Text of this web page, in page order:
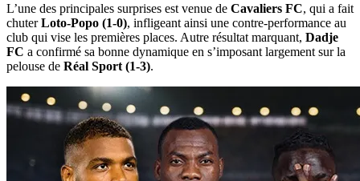
L’une des principales surprises est venue de Cavaliers FC, qui a fait
chuterLoto-Popo (1-0), infligeant ainsi une contre-performance au
club qui vise les premières places. Autre résultat marquant, Dadje
FC a confirmé sa bonne dynamique en s’imposant largement sur la
pelouse de Réal Sport (1-3).